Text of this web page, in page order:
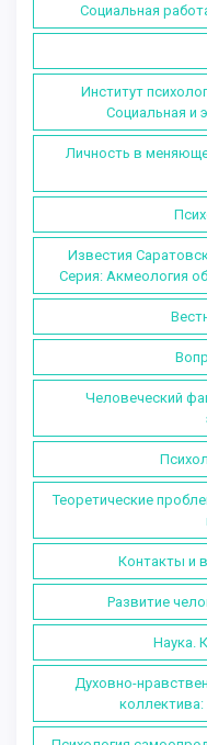
Социальная
Институт
Социальная и
Личность в
Известия
Серия: Акмеология
Человеческий
Теоретические
Контакты и
Развитие
Наука.
Духовно-
коллектива: